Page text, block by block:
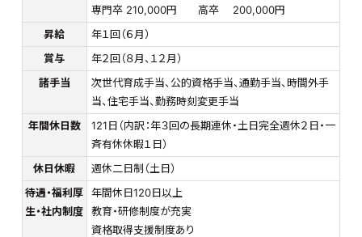
専門卒 210,000円 高卒 200,000円
昇給
年１回（６月）
賞与
年２回（８月、１２月）
諸手当
次世代育成手当、公的資格手当、通勤手当、時間外手
当、住宅手当、勤務時刻変更手当
年間休日数
121日（内訳：年３回の長期連休・土日完全週休２日・一
斉有休休暇１日）
休日休暇
週休二日制（土日）
待遇・福利厚
生・社内制度
年間休日120日以上
教育・研修制度が充実
資格取得支援制度あり